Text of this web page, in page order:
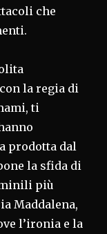
che
la regia di
ti
prodotta dal
la sfida di
più
Maddalena,
l’ironia e la